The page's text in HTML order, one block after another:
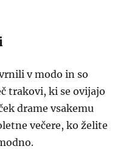
v modo in so
trakovi, ki se ovijajo
drame vsakemu
večere, ko želite